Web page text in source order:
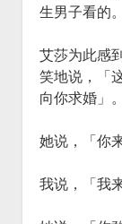
生男子看的。
艾莎为此感
笑地说，「
向你求婚」。
她说，「你
我说，「我